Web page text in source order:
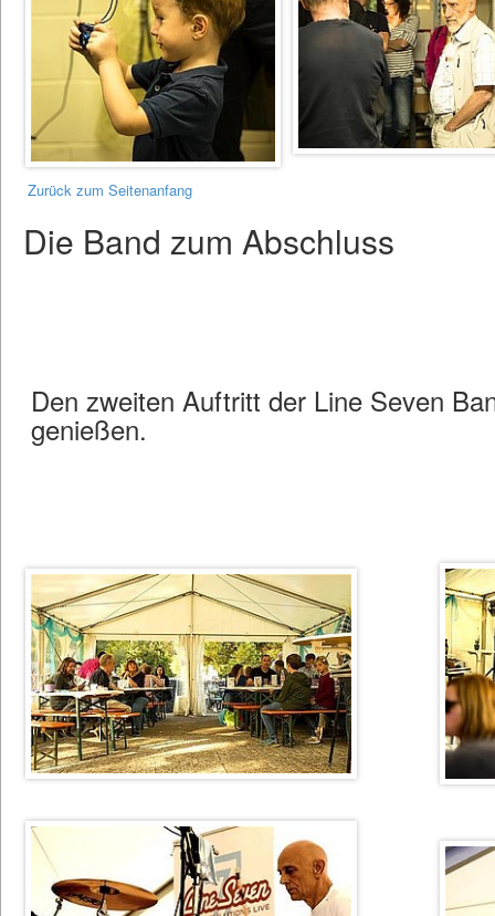
Zurück zum Seitenanfang
Die Band zum Abschluss
Den zweiten Auftritt der Line Seven
genießen.